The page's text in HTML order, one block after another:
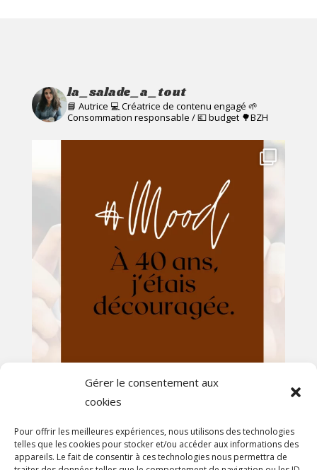
Gérer le consentement aux
cookies
Pour offrir les meilleures expériences, nous utilisons des technologies
telles que les cookies pour stocker et/ou accéder aux informations des
appareils. Le fait de consentir à ces technologies nous permettra de
la_salade_a_tout
📘 Autrice 💻 Créatrice de contenu engagé 🌱
Consommation responsable / 💶 budget🌳BZH